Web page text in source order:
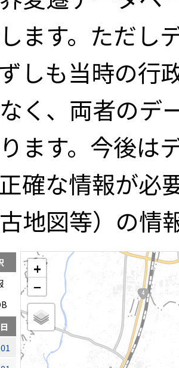
ます。ただし
しも当時の行
く、両者のデ
ます。今後は
確な情報が必
地図等）の情
+
−